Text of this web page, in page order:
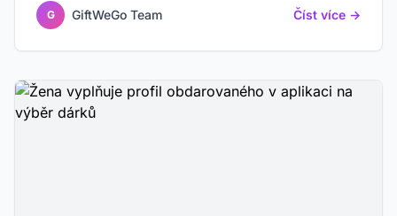
G GiftWeGo Team Číst více →